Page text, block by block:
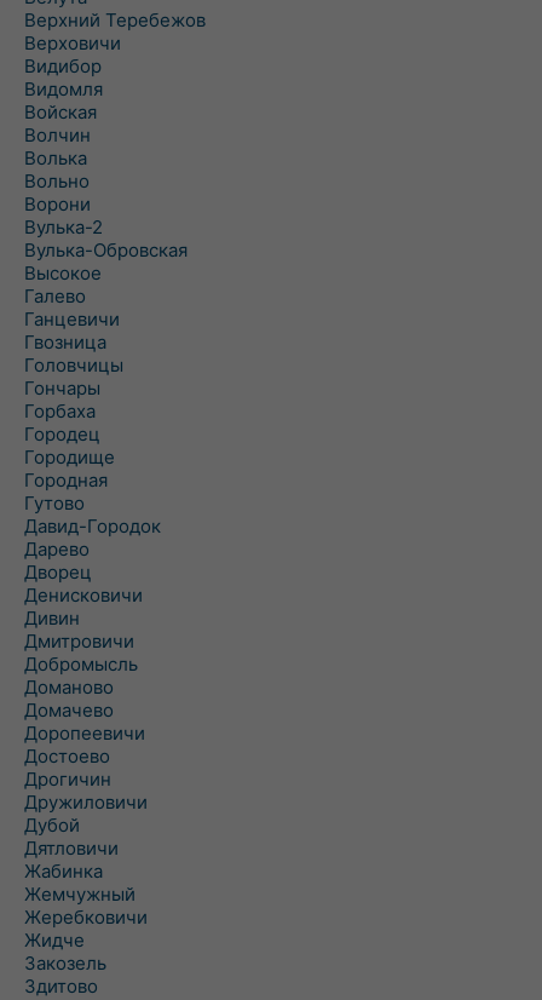
Верхний Теребежов
Верховичи
Видибор
Видомля
Войская
Волчин
Волька
Вольно
Ворони
Вулька-2
Вулька-Обровская
Высокое
Галево
Ганцевичи
Гвозница
Головчицы
Гончары
Горбаха
Городец
Городище
Городная
Гутово
Давид-Городок
Дарево
Дворец
Денисковичи
Дивин
Дмитровичи
Добромысль
Доманово
Домачево
Доропеевичи
Достоево
Дрогичин
Дружиловичи
Дубой
Дятловичи
Жабинка
Жемчужный
Жеребковичи
Жидче
Закозель
Здитово